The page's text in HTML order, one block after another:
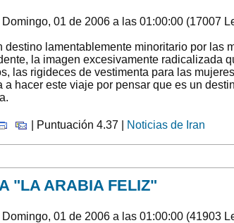
01 de 2006 a las 01:00:00 (17007
destino lamentablemente minoritario por
la imagen excesivamente radicalizada
las rigideces de vestimenta para las
a hacer este viaje por pensar que es un
| Puntuación 4.37 | Noticias de Iran
"LA ARABIA FELIZ"
01 de 2006 a las 01:00:00 (41903